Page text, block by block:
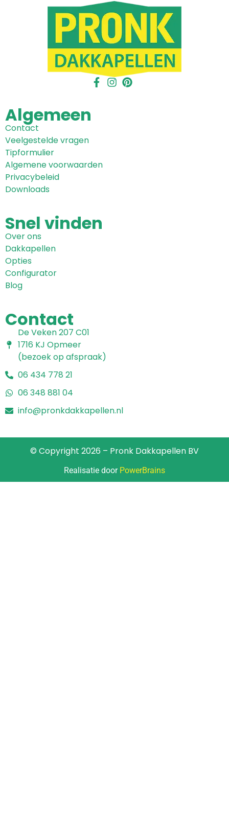
Algemeen
Contact
Veelgestelde vragen
Tipformulier
Algemene voorwaarden
Privacybeleid
Downloads
Snel vinden
Over ons
Dakkapellen
Opties
Configurator
Blog
Contact
De Veken 207 C01
1716 KJ Opmeer
(bezoek op afspraak)
06 434 778 21
06 348 881 04
info@pronkdakkapellen.nl
© Copyright 2026 – Pronk Dakkapellen BV
Realisatie door PowerBrains